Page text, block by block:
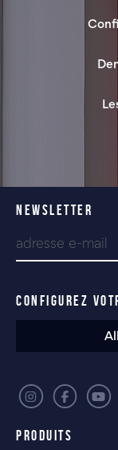
PRODUITS
NEWSLETTER
CONFIGUREZ